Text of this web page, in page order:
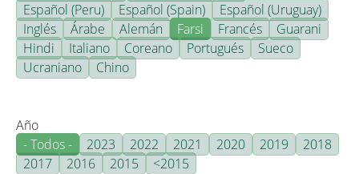
Español (Peru)
Español (Spain)
Español (Uruguay)
Inglés
Árabe Alemán Farsi Francés
Guarani
Hindi
Italiano Coreano Portugués
Sueco
Ucraniano
Chino
Año
- Todos -
2023 2022 2021 2020 2019
2018
2017
2016 2015 <2015